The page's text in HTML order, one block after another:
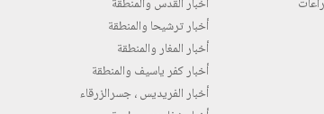
أخبار القدس والمنطقة
أخبار ترشيحا والمنطقة
أخبار المغار والمنطقة
أخبار كفر ياسيف والمنطقة
أخبار الفريديس ، جسرالزرقاء